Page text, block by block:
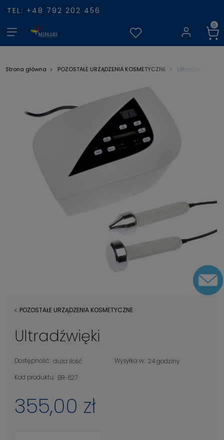
TEL: +48 792 202 456
Strona główna POZOSTAŁE URZĄDZENIA KOSMETYCZNE Ultradźwięki
POZOSTAŁE URZĄDZENIA KOSMETYCZNE
Ultradźwięki
Dostępność: duża ilość Wysyłka w: 24 godziny
Kod produktu: BR-627
355,00 zł